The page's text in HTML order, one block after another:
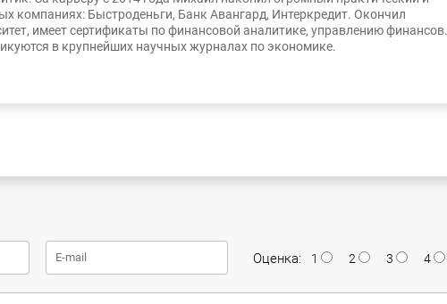
компаниях: Быстроденьги, Банк Авангард, Интеркредит. Окончил
имеет сертификаты по финансовой аналитике, управлению финансов.
в крупнейших научных журналах по экономике.
Оценка: 1 2 3 4